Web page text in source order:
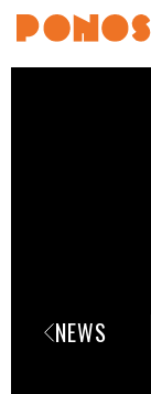
PONOS
NEWS